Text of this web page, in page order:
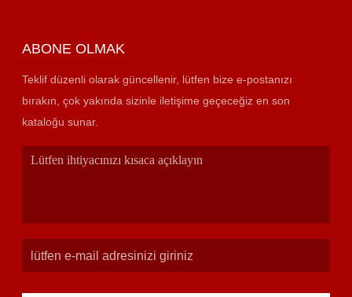
ABONE OLMAK
Teklif düzenli olarak güncellenir, lütfen bize e-postanızı
bırakın, çok yakında sizinle iletişime geçeceğiz en son
kataloğu sunar.